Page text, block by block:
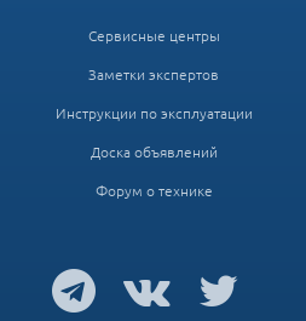
Сервисные центры
Заметки экспертов
Инструкции по эксплуатации
Доска объявлений
Форум о технике